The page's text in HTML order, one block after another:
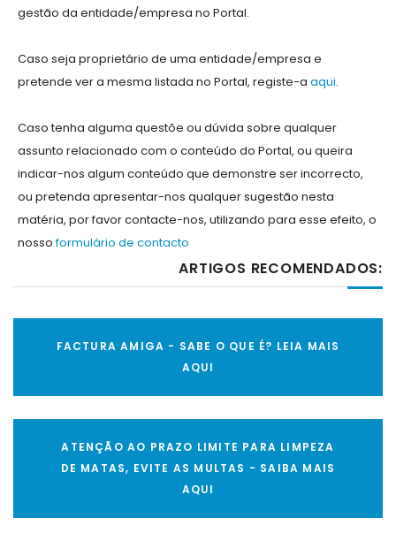
gestão da entidade/empresa no Portal.
Caso seja proprietário de uma entidade/empresa e
pretende ver a mesma listada no Portal, registe-a aqui.
Caso tenha alguma questõe ou dúvida sobre qualquer
assunto relacionado com o conteúdo do Portal, ou queira
indicar-nos algum conteúdo que demonstre ser incorrecto,
ou pretenda apresentar-nos qualquer sugestão nesta
matéria, por favor contacte-nos, utilizando para esse efeito, o
nossoformulário de contacto
ARTIGOS RECOMENDADOS:
FACTURA AMIGA - SABE O QUE É? LEIA MAIS
AQUI
ATENÇÃO AO PRAZO LIMITE PARA LIMPEZA
DE MATAS, EVITE AS MULTAS - SAIBA MAIS
AQUI